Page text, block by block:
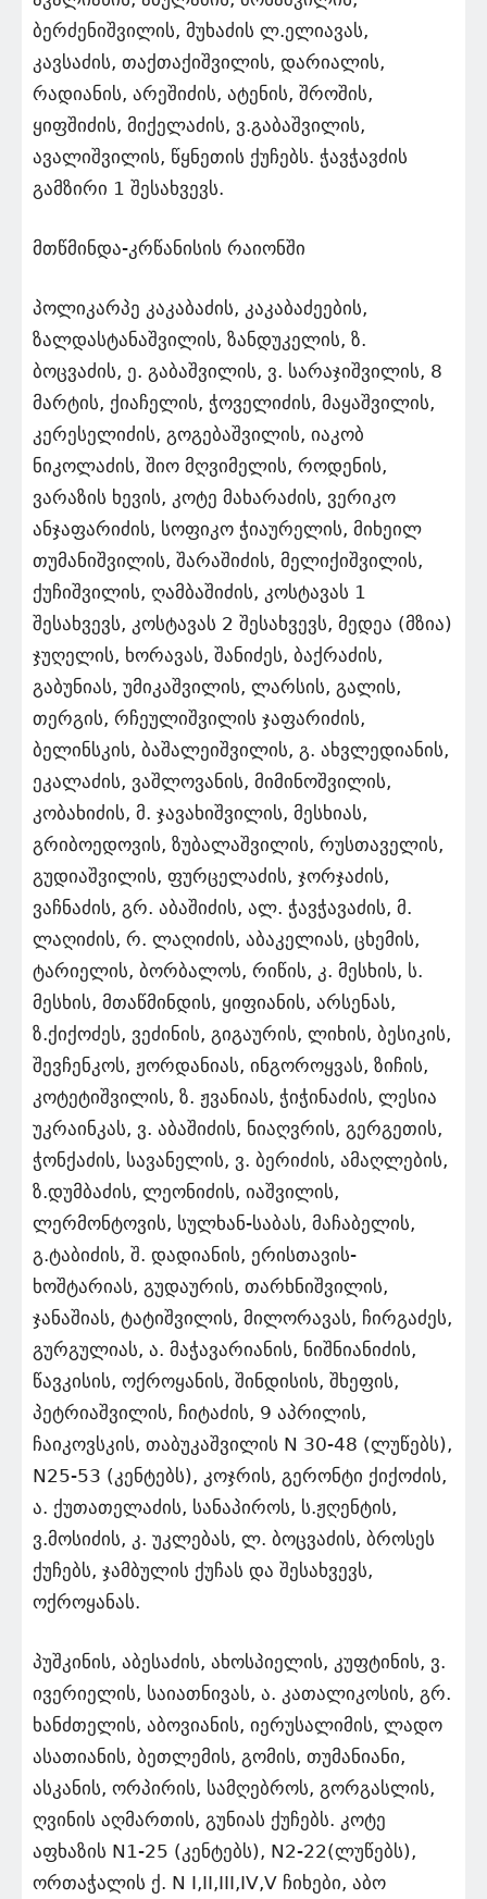
ბერძენიშვილის, მუხაძის ლ.ელიავას,
კავსაძის, თაქთაქიშვილის, დარიალის,
რადიანის, არეშიძის, ატენის, შროშის,
ყიფშიძის, მიქელაძის, ვ.გაბაშვილის,
ავალიშვილის, წყნეთის ქუჩებს. ჭავჭავძის
გამზირი 1 შესახვევს.
მთწმინდა-კრწანისის რაიონში
პოლიკარპე კაკაბაძის, კაკაბაძეების,
ზალდასტანაშვილის, ზანდუკელის, ზ.
ბოცვაძის, ე. გაბაშვილის, ვ. სარაჯიშვილის, 8
მარტის, ქიაჩელის, ჭოველიძის, მაყაშვილის,
კერესელიძის, გოგებაშვილის, იაკობ
ნიკოლაძის, შიო მღვიმელის, როდენის,
ვარაზის ხევის, კოტე მახარაძის, ვერიკო
ანჯაფარიძის, სოფიკო ჭიაურელის, მიხეილ
თუმანიშვილის, შარაშიძის, მელიქიშვილის,
ქუჩიშვილის, ღამბაშიძის, კოსტავას 1
შესახვევს, კოსტავას 2 შესახვევს, მედეა (მზია)
ჯუღელის, ხორავას, შანიძეს, ბაქრაძის,
გაბუნიას, უმიკაშვილის, ლარსის, გალის,
თერგის, რჩეულიშვილის ჯაფარიძის,
ბელინსკის, ბაშალეიშვილის, გ. ახვლედიანის,
ეკალაძის, ვაშლოვანის, მიმინოშვილის,
კობახიძის, მ. ჯავახიშვილის, მესხიას,
გრიბოედოვის, ზუბალაშვილის, რუსთაველის,
გუდიაშვილის, ფურცელაძის, ჯორჯაძის,
ვაჩნაძის, გრ. აბაშიძის, ალ. ჭავჭავაძის, მ.
ლაღიძის, რ. ლაღიძის, აბაკელიას, ცხემის,
ტარიელის, ბორბალოს, რიწის, კ. მესხის, ს.
მესხის, მთაწმინდის, ყიფიანის, არსენას,
ზ.ქიქოძეს, ვეძინის, გიგაურის, ლიხის, ბესიკის,
შევჩენკოს, ჟორდანიას, ინგოროყვას, ზიჩის,
კოტეტიშვილის, ზ. ჟვანიას, ჭიჭინაძის, ლესია
უკრაინკას, ვ. აბაშიძის, ნიაღვრის, გერგეთის,
ჭონქაძის, სავანელის, ვ. ბერიძის, ამაღლების,
ზ.დუმბაძის, ლეონიძის, იაშვილის,
ლერმონტოვის, სულხან-საბას, მაჩაბელის,
გ.ტაბიძის, შ. დადიანის, ერისთავის-
ხოშტარიას, გუდაურის, თარხნიშვილის,
ჯანაშიას, ტატიშვილის, მილორავას, ჩირგაძეს,
გურგულიას, ა. მაჭავარიანის, ნიშნიანიძის,
წავკისის, ოქროყანის, შინდისის, შხეფის,
პეტრიაშვილის, ჩიტაძის, 9 აპრილის,
ჩაიკოვსკის, თაბუკაშვილის N 30-48 (ლუწებს),
N25-53 (კენტებს), კოჯრის, გერონტი ქიქოძის,
ა. ქუთათელაძის, სანაპიროს, ს.ჟღენტის,
ვ.მოსიძის, კ. უკლებას, ლ. ბოცვაძის, ბროსეს
ქუჩებს, ჯამბულის ქუჩას და შესახვევს,
ოქროყანას.
პუშკინის, აბესაძის, ახოსპიელის, კუფტინის, ვ.
ივერიელის, საიათნივას, ა. კათალიკოსის, გრ.
ხანძთელის, აბოვიანის, იერუსალიმის, ლადო
ასათიანის, ბეთლემის, გომის, თუმანიანი,
ასკანის, ორპირის, სამღებროს, გორგასლის,
ღვინის აღმართის, გუნიას ქუჩებს. კოტე
აფხაზის N1-25 (კენტებს), N2-22(ლუწებს),
ორთაჭალის ქ. N I,II,III,IV,V ჩიხები, აბო